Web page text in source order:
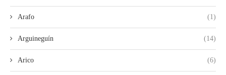
Arafo (1)
Arguineguín (14)
Arico (6)